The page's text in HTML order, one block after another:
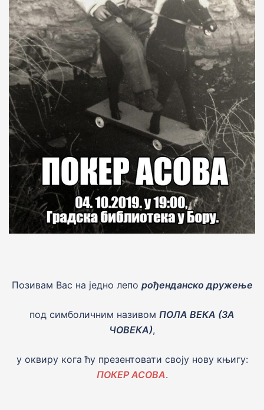
Позивам Вас на једно лепо рођенданско дружење
под симболичним називом ПОЛА ВЕКА (ЗА
ЧОВЕКА),
у оквиру кога ћу презентовати своју нову књигу:
ПОКЕР АСОВА.